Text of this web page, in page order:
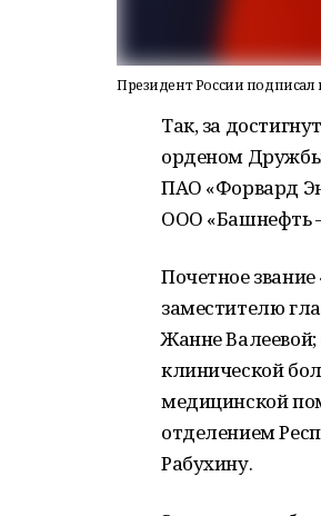
Президент России
Так, за
орденом
ПАО «Форвард
ООО «Башнефть
Почетное
заместителю
Жанне
клинической
медицинской
отделением
Рабухину.